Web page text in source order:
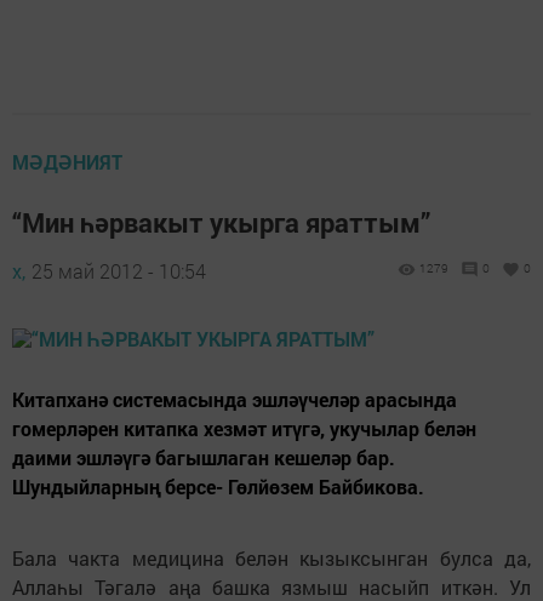
МӘДӘНИЯТ
“Мин һәрвакыт укырга яраттым”
х, 25 май 2012 - 10:54 1279 0 0
Китапханә системасында эшләүчеләр арасында
гомерләрен китапка хезмәт итүгә, укучылар белән
даими эшләүгә багышлаган кешеләр бар.
Шундыйларның берсе- Гөлйөзем Байбикова.
Бала чакта медицина белән кызыксынган булса да,
Аллаһы Тәгалә аңа башка язмыш насыйп иткән. Ул